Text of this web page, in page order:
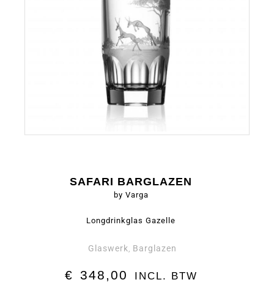
SAFARI BARGLAZEN
by Varga
Longdrinkglas Gazelle
Glaswerk, Barglazen
€ 348,00 INCL. BTW